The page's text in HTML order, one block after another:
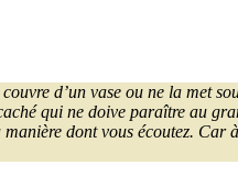
d’un vase ou ne la met
qui ne doive paraître au
dont vous écoutez.